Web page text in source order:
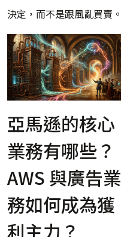
決定，而不是跟風亂買賣。
亞馬遜的核心
業務有哪些？
AWS 與廣告業
務如何成為獲
利主力？